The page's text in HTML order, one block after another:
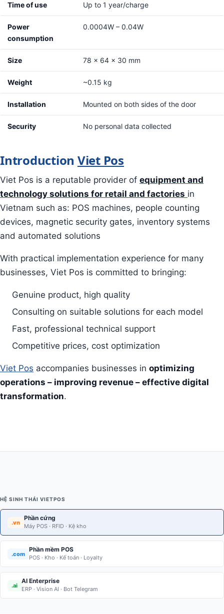
Time of use Up to 1 year/charge
Power
consumption
0.0004W – 0.04W
Size 78 x 64 x 30 mm
Weight ~0.15 kg
Installation Mounted on both sides of the door
Security No personal data collected
Introduction Viet Pos
Viet Pos is a reputable provider of equipment and
technology solutions for retail and factories in
Vietnam such as: POS machines, people counting
devices, magnetic security gates, inventory systems
and automated solutions
With practical implementation experience for many
businesses, Viet Pos is committed to bringing:
Genuine product, high quality
Consulting on suitable solutions for each model
Fast, professional technical support
Competitive prices, cost optimization
Viet Pos accompanies businesses in optimizing
operations – improving revenue – effective digital
transformation.
HỆ SINH THÁI VIETPOS
.vn
Phần cứng
Máy POS · RFID · Kệ kho
.com
Phần mềm POS
POS · Kho · Kế toán · Loyalty
.ai
AI Enterprise
ERP · Vision AI · Bot Telegram